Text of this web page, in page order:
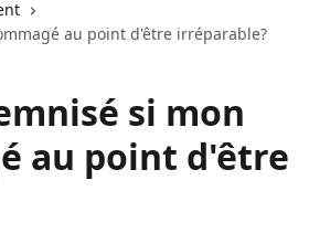
au point d'être irréparable?
si mon
au point d'être